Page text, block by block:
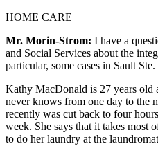
HOME CARE
Mr. Morin-Strom: I have a
and Social Services about the
particular, some cases in Sault
Kathy MacDonald is 27 years old
never knows from one day to the
recently was cut back to four
week. She says that it takes most
to do her laundry at the